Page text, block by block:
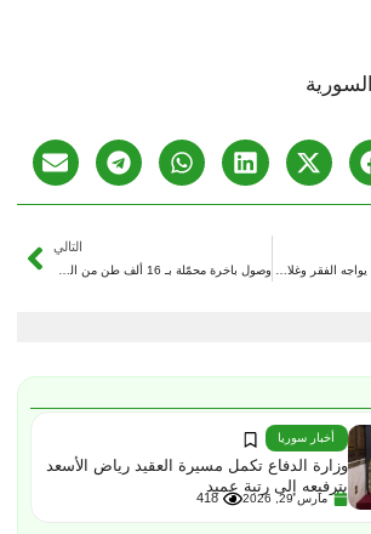
السورية
التالي
أخبار سوريا
وزارة الدفاع تكمل مسيرة العقيد رياض الأسعد
بترفيعه إلى رتبة عميد
مارس 29, 2026 418